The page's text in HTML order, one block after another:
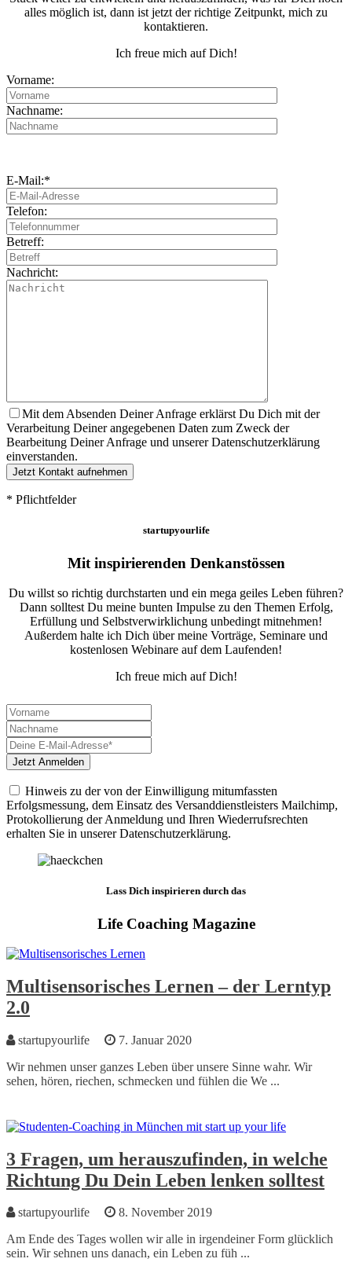
alles möglich ist, dann ist jetzt der richtige Zeitpunkt, mich zu
kontaktieren.
Ich freue mich auf Dich!
Vorname:
Nachname:
E-Mail:*
Telefon:
Betreff:
Nachricht:
Mit dem Absenden Deiner Anfrage erklärst Du Dich mit der
Verarbeitung Deiner angegebenen Daten zum Zweck der
Bearbeitung Deiner Anfrage und unserer Datenschutzerklärung
einverstanden.
* Pflichtfelder
startupyourlife
Mit inspirierenden Denkanstössen
Du willst so richtig durchstarten und ein mega geiles Leben führen?
Dann solltest Du meine bunten Impulse zu den Themen Erfolg,
Erfüllung und Selbstverwirklichung unbedingt mitnehmen!
Außerdem halte ich Dich über meine Vorträge, Seminare und
kostenlosen Webinare auf dem Laufenden!
Ich freue mich auf Dich!
Hinweis zu der von der Einwilligung mitumfassten
Erfolgsmessung, dem Einsatz des Versanddienstleisters Mailchimp,
Protokollierung der Anmeldung und Ihren Wiederrufsrechten
erhalten Sie in unserer Datenschutzerklärung.
Lass Dich inspirieren durch das
Life Coaching Magazine
Multisensorisches Lernen – der Lerntyp
2.0
startupyourlife
7. Januar 2020
Wir nehmen unser ganzes Leben über unsere Sinne wahr. Wir
sehen, hören, riechen, schmecken und fühlen die We ...
3 Fragen, um herauszufinden, in welche
Richtung Du Dein Leben lenken solltest
startupyourlife
8. November 2019
Am Ende des Tages wollen wir alle in irgendeiner Form glücklich
sein. Wir sehnen uns danach, ein Leben zu füh ...